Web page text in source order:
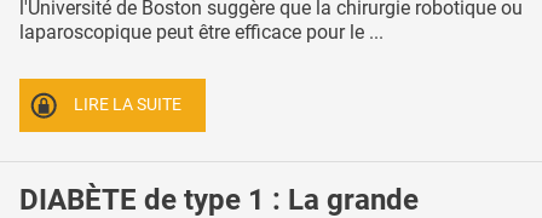
l'Université de Boston suggère que la chirurgie robotique ou
laparoscopique peut être efficace pour le ...
LIRE LA SUITE
DIABÈTE de type 1 : La grande